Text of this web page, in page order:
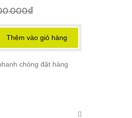
Thêm vào giỏ hàng
chóng đặt hàng